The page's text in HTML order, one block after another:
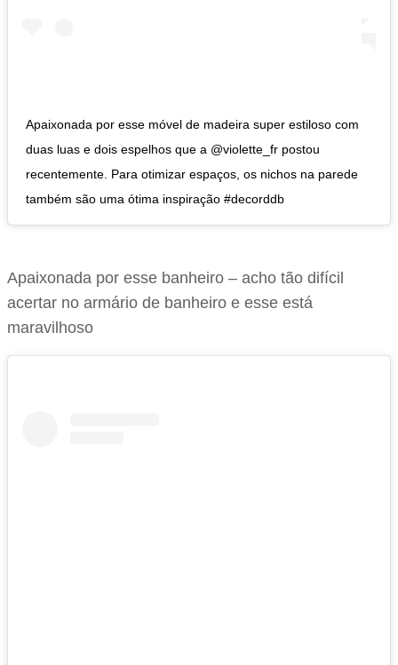
Apaixonada por esse móvel de madeira super estiloso com
duas luas e dois espelhos que a @violette_fr postou
recentemente. Para otimizar espaços, os nichos na parede
também são uma ótima inspiração #decorddb
Apaixonada por esse banheiro – acho tão difícil
acertar no armário de banheiro e esse está
maravilhoso